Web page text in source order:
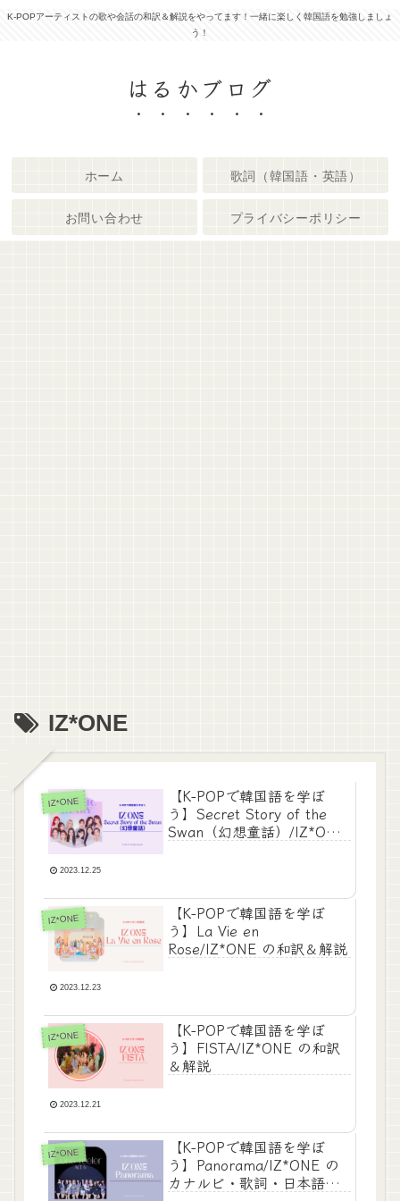
K-POPアーティストの歌や会話の和訳＆解説をやってます！一緒に楽しく韓国語を勉強しましょ
う！
はるかブログ
ホーム 歌詞（韓国語・英語）
お問い合わせ プライバシーポリシー
IZ*ONE
IZ*ONE
【K-POPで韓国語を学ぼ
う】Secret Story of the
Swan（幻想童話）/IZ*ONE
2023.12.25
IZ*ONE
【K-POPで韓国語を学ぼ
う】La Vie en
Rose/IZ*ONE の和訳＆解説
2023.12.23
IZ*ONE
【K-POPで韓国語を学ぼ
う】FISTA/IZ*ONE の和訳
＆解説
2023.12.21
IZ*ONE
【K-POPで韓国語を学ぼ
う】Panorama/IZ*ONE の
カナルビ・歌詞・日本語歌